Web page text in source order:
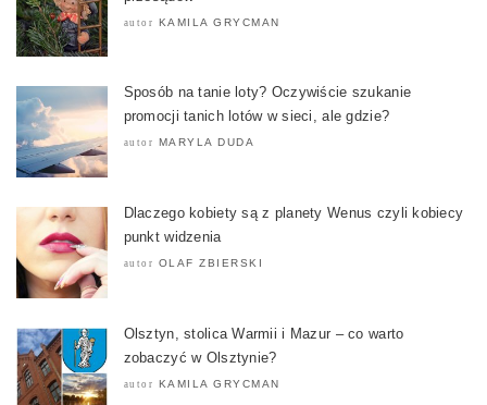
autor KAMILA GRYCMAN
Sposób na tanie loty? Oczywiście szukanie
promocji tanich lotów w sieci, ale gdzie?
autor MARYLA DUDA
Dlaczego kobiety są z planety Wenus czyli kobiecy
punkt widzenia
autor OLAF ZBIERSKI
Olsztyn, stolica Warmii i Mazur – co warto
zobaczyć w Olsztynie?
autor KAMILA GRYCMAN